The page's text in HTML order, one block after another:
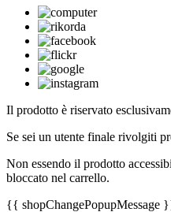
Il prodotto è riservato
Se sei un utente finale rivolgiti
Non essendo il prodotto
bloccato nel carrello.
{{ shopChangePopupMessage